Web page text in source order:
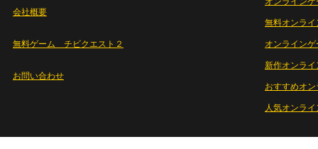
会社概要
無料ゲーム チビクエスト２
お問い合わせ
無料オンライ
オンライン
新作オンライ
おすすめオ
人気オンラ